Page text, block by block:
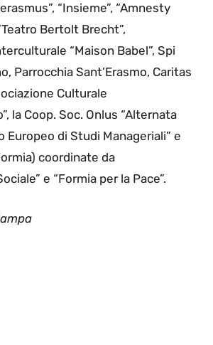
“Insieme”, “Amnesty
Bertolt Brecht”,
“Maison Babel”, Spi
Parrocchia Sant’Erasmo, Caritas
Culturale
la Coop. Soc. Onlus “Alternata
Europeo di Studi Manageriali” e
coordinate da
e “Formia per la Pace”.